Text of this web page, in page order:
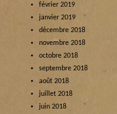
février 2019
janvier 2019
décembre 2018
novembre 2018
octobre 2018
septembre 2018
août 2018
juillet 2018
juin 2018